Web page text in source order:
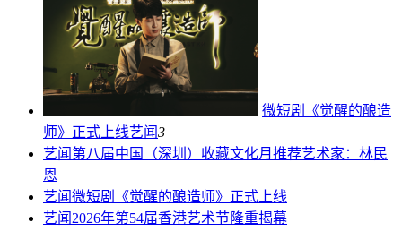
微短剧《觉醒的酿造
师》正式上线艺闻3
艺闻 第八届中国（深圳）收藏文化月推荐艺术家：林民
恩
艺闻微短剧《觉醒的酿造师》正式上线
艺闻 2026年第54届香港艺术节隆重揭幕